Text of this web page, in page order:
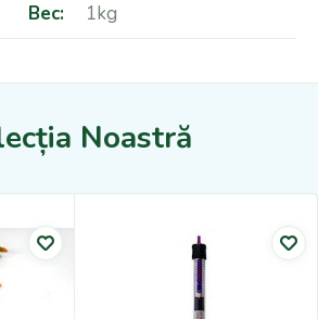
Вес
1kg
Noastră